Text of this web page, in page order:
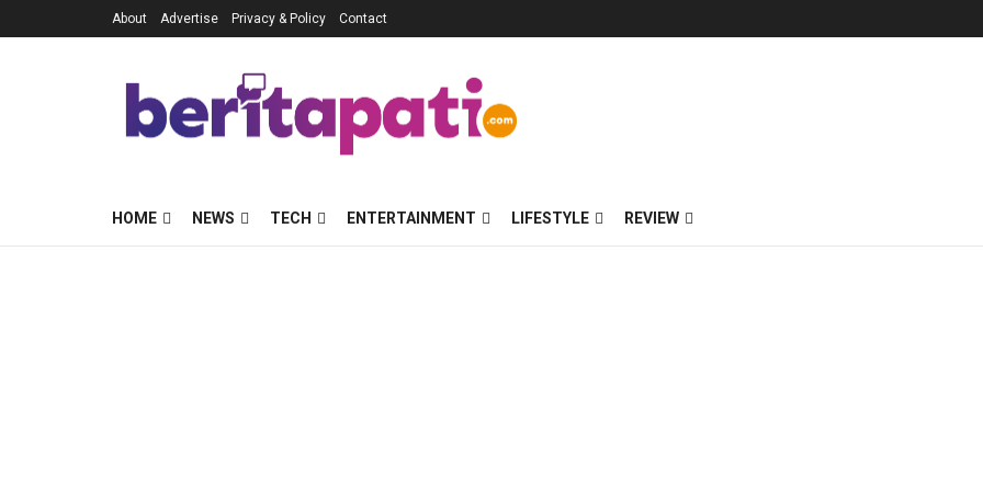
About Advertise Privacy & Policy Contact
HOME NEWS TECH ENTERTAINMENT LIFESTYLE REVIEW